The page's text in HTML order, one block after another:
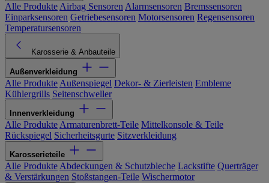
Alle Produkte Airbag Sensoren Alarmsensoren Bremssensoren
Einparksensoren Getriebesensoren Motorsensoren Regensensoren
Temperatursensoren
Karosserie & Anbauteile
Außenverkleidung
Alle Produkte Außenspiegel Dekor- & Zierleisten Embleme
Kühlergrills Seitenschweller
Innenverkleidung
Alle Produkte Armaturenbrett-Teile Mittelkonsole & Teile
Rückspiegel Sicherheitsgurte Sitzverkleidung
Karosserieteile
Alle Produkte Abdeckungen & Schutzbleche Lackstifte Querträger
& Verstärkungen Stoßstangen-Teile Wischermotor